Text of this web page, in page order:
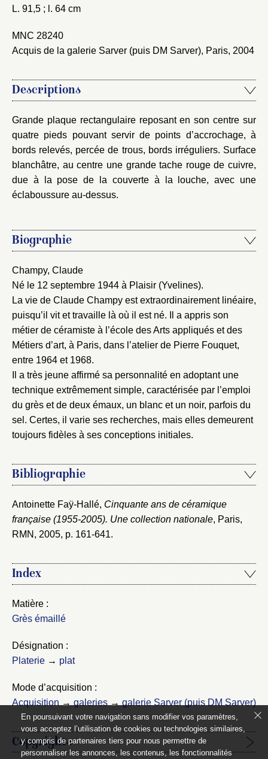
L. 91,5 ; l. 64 cm
MNC 28240
Acquis de la galerie Sarver (puis DM Sarver), Paris, 2004
Descriptions
Grande plaque rectangulaire reposant en son centre sur
quatre pieds pouvant servir de points d’accrochage, à
bords relevés, percée de trous, bords irréguliers. Surface
blanchâtre, au centre une grande tache rouge de cuivre,
due à la pose de la couverte à la louche, avec une
éclaboussure au-dessus.
Biographie
Champy, Claude
Né le 12 septembre 1944 à Plaisir (Yvelines).
La vie de Claude Champy est extraordinairement linéaire,
puisqu’il vit et travaille là où il est né. Il a appris son
métier de céramiste à l’école des Arts appliqués et des
Métiers d’art, à Paris, dans l’atelier de Pierre Fouquet,
entre 1964 et 1968.
Il a très jeune affirmé sa personnalité en adoptant une
technique extrêmement simple, caractérisée par l’emploi
du grès et de deux émaux, un blanc et un noir, parfois du
sel. Certes, il varie ses recherches, mais elles demeurent
toujours fidèles à ses conceptions initiales.
Bibliographie
Antoinette Faÿ-Hallé, Cinquante ans de céramique
française (1955-2005). Une collection nationale, Paris,
RMN, 2005, p. 161-641.
Index
Matière :
Grès émaillé
Désignation :
Platerie → plat
Mode d’acquisition :
Acquisition → galeries → galerie Sarver (puis DM Sarver)
Copyrights
Créer et ajouter
Envoyer
Vous n'êtes pas encore inscrit ?Créer un compte
Vous avez oublié votre mot de passe ?
En poursuivant votre navigation sans modifier vos paramètres,
vous acceptez l’utilisation de cookies ou technologies similaires,
y compris de partenaires tiers pour nous permettre de
personnaliser les annonces, les contenus, les fonctionnalités